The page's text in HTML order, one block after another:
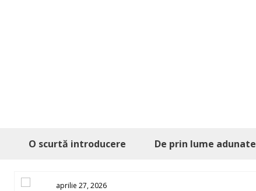
O scurtă introducere De prin lume adunate
aprilie 27, 2026